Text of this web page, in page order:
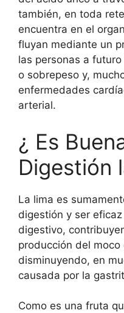
también, en toda
encuentra en el
fluyan mediante un
las personas a
o sobrepeso y,
enfermedades
arterial.
¿ Es
Digestión
La lima es
digestión y ser
digestivo,
producción del moco
disminuyendo, en
causada por la
Como es una fruta